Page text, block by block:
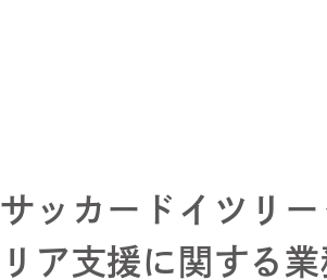
サッカードイツリ
リア支援に関する